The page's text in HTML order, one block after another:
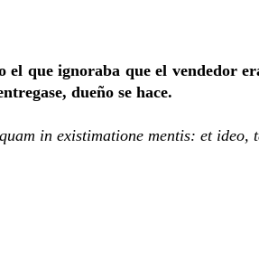
que ignoraba que el vendedor
dueño se hace.
in existimatione mentis: et ideo,